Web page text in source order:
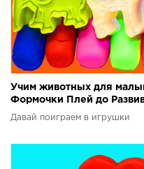
Учим животных для
Формочки Плей до
детей
Давай поиграем в игрушки